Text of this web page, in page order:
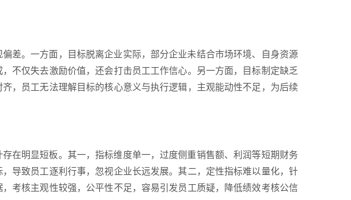
差。一方面，目标脱离企业实际，部分企业未结合市场环境、自身资源
不仅失去激励价值，还会打击员工工作信心。另一方面，目标制定缺乏
，员工无法理解目标的核心意义与执行逻辑，主观能动性不足，为后续
在明显短板。其一，指标维度单一，过度侧重销售额、利润等短期财务
导致员工逐利行事，忽视企业长远发展。其二，定性指标难以量化，针
考核主观性较强，公平性不足，容易引发员工质疑，降低绩效考核公信